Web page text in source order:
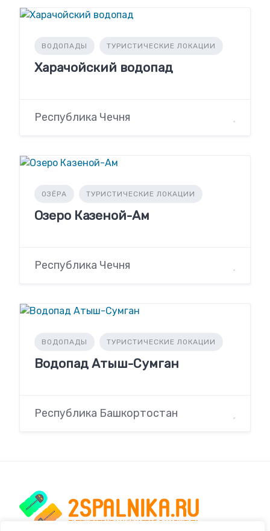
ВОДОПАДЫ ТУРИСТИЧЕСКИЕ ЛОКАЦИИ
Харачойский водопад
Республика Чечня
ОЗЁРА ТУРИСТИЧЕСКИЕ ЛОКАЦИИ
Озеро Казеной-Ам
Республика Чечня
ВОДОПАДЫ ТУРИСТИЧЕСКИЕ ЛОКАЦИИ
Водопад Атыш-Сумган
Республика Башкортостан